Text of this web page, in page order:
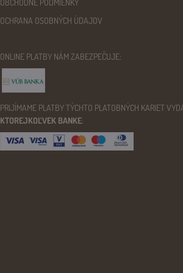
OBCHODNÉ PODMIENKY
OCHRANA OSOBNÝCH ÚDAJOV
ONLINE PLATBY NÁM ZABEZPEČUJE:
PRIJÍMAME PLATBY TÝCHTO PLATOBNÝCH KARIET
KTOREJKOĽVEK BANKE: